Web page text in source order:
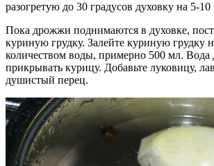
разогретую до 30 градусов духовку на 5-
Пока дрожжи поднимаются в духовке,
куриную грудку. Залейте куриную грудку
количеством воды, примерно 500 мл. Вода
прикрывать курицу. Добавьте луковицу,
душистый перец.